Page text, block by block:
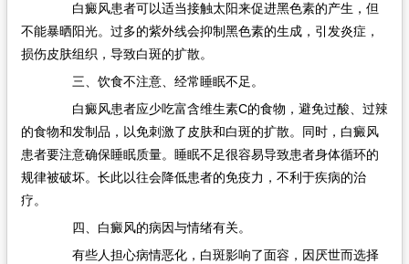
白癜风患者可以适当接触太阳来促进黑色素的产生，但
不能暴晒阳光。过多的紫外线会抑制黑色素的生成，引发炎症，
损伤皮肤组织，导致白斑的扩散。
三、饮食不注意、经常睡眠不足。
白癜风患者应少吃富含维生素C的食物，避免过酸、过辣
的食物和发制品，以免刺激了皮肤和白斑的扩散。同时，白癜风
患者要注意确保睡眠质量。睡眠不足很容易导致患者身体循环的
规律被破坏。长此以往会降低患者的免疫力，不利于疾病的治
疗。
四、白癜风的病因与情绪有关。
有些人担心病情恶化，白斑影响了面容，因厌世而选择